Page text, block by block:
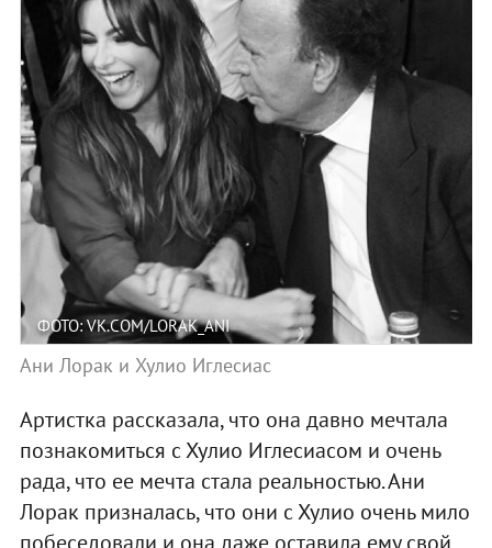
ФОТО: VK.COM/LORAK_ANI
Ани Лорак и Хулио Иглесиас
Артистка рассказала, что она давно мечтала
познакомиться с Хулио Иглесиасом и очень
рада, что ее мечта стала реальностью. Ани
Лорак призналась, что они с Хулио очень мило
побеседовали и она даже оставила ему свой